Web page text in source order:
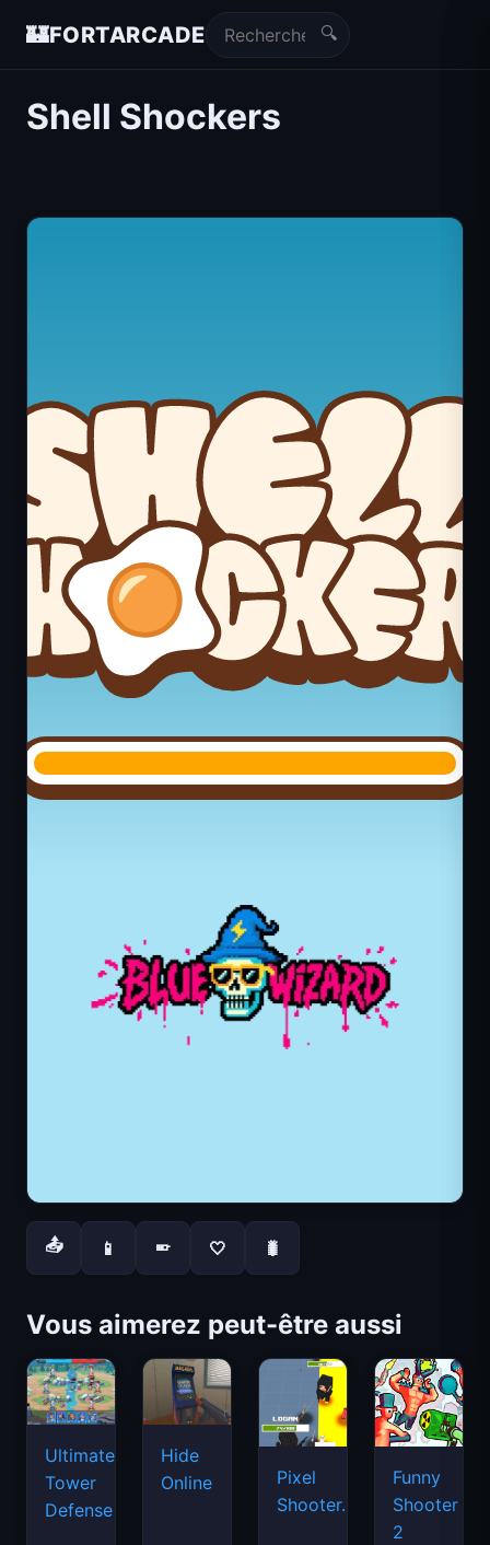
🏰FORTARCADE 🔍
Shell Shockers
📤 📱 📱 🤍 🐛
Vous aimerez peut-être aussi
Ultimate
Tower
Defense
Hide
Online
Pixel
Shooter.IO
Funny
Shooter
2